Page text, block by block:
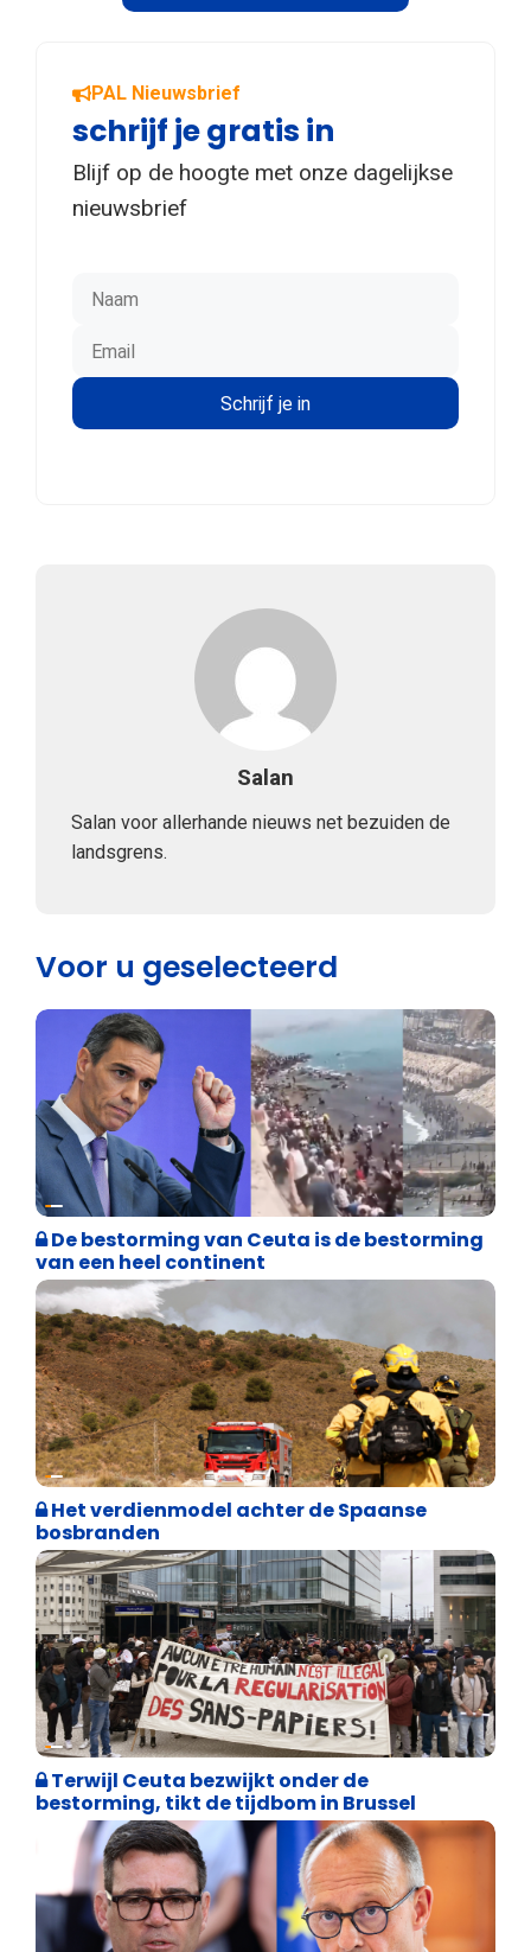
PAL Nieuwsbrief
schrijf je gratis in
Blijf op de hoogte met onze dagelijkse
nieuwsbrief
Salan
Salan voor allerhande nieuws net bezuiden de
landsgrens.
Voor u geselecteerd
Asiel en Migratie
De bestorming van Ceuta is de bestorming
van een heel continent
Internationale politiek
Het verdienmodel achter de Spaanse
bosbranden
Asiel en Migratie
Terwijl Ceuta bezwijkt onder de
bestorming, tikt de tijdbom in Brussel